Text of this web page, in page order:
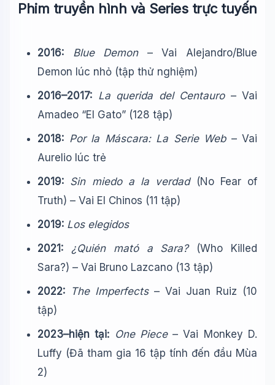
Phim truyền hình và Series trực tuyến
2016: Blue Demon– Vai Alejandro/Blue
Demon lúc nhỏ (tập thử nghiệm)
2016–2017: La querida del Centauro– Vai
Amadeo “El Gato” (128 tập)
2018: Por la Máscara: La Serie Web– Vai
Aurelio lúc trẻ
2019: Sin miedo a la verdad(No Fear of
Truth) – Vai El Chinos (11 tập)
2019: Los elegidos
2021:
¿Quién mató a Sara?(Who Killed
Sara?) – Vai Bruno Lazcano (13 tập)
2022: The Imperfects– Vai Juan Ruiz (10
tập)
2023–hiện tại: One Piece– Vai Monkey D.
Luffy (Đã tham gia 16 tập tính đến đầu Mùa
2)